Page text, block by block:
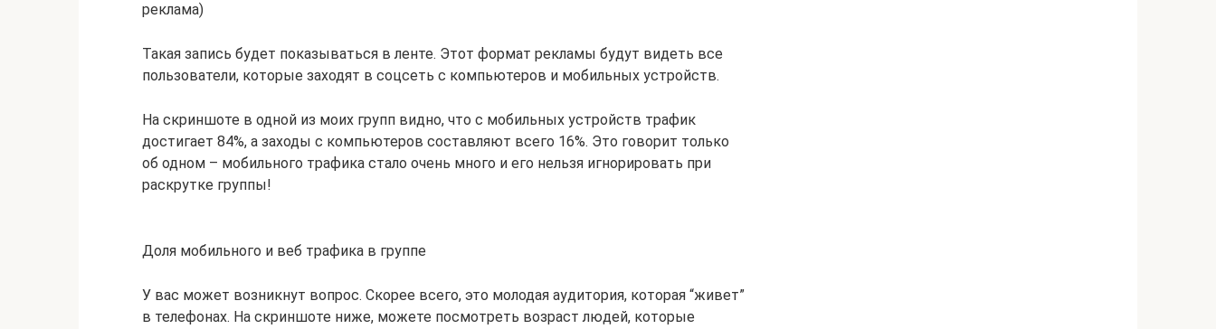
реклама)
Такая запись будет показываться в ленте. Этот формат рекламы будут видеть все
пользователи, которые заходят в соцсеть с компьютеров и мобильных устройств.
На скриншоте в одной из моих групп видно, что с мобильных устройств трафик
достигает 84%, а заходы с компьютеров составляют всего 16%. Это говорит только
об одном – мобильного трафика стало очень много и его нельзя игнорировать при
раскрутке группы!
Доля мобильного и веб трафика в группе
У вас может возникнут вопрос. Скорее всего, это молодая аудитория, которая “живет”
в телефонах. На скриншоте ниже, можете посмотреть возраст людей, которые